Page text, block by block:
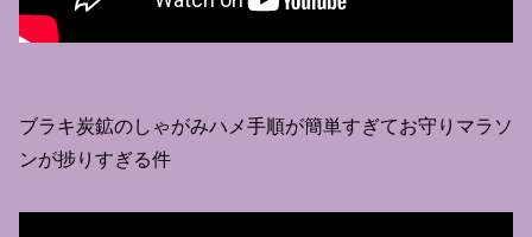
ブラキ炭鉱のしゃがみハメ手順が簡単すぎてお守りマラソ
ンが捗りすぎる件